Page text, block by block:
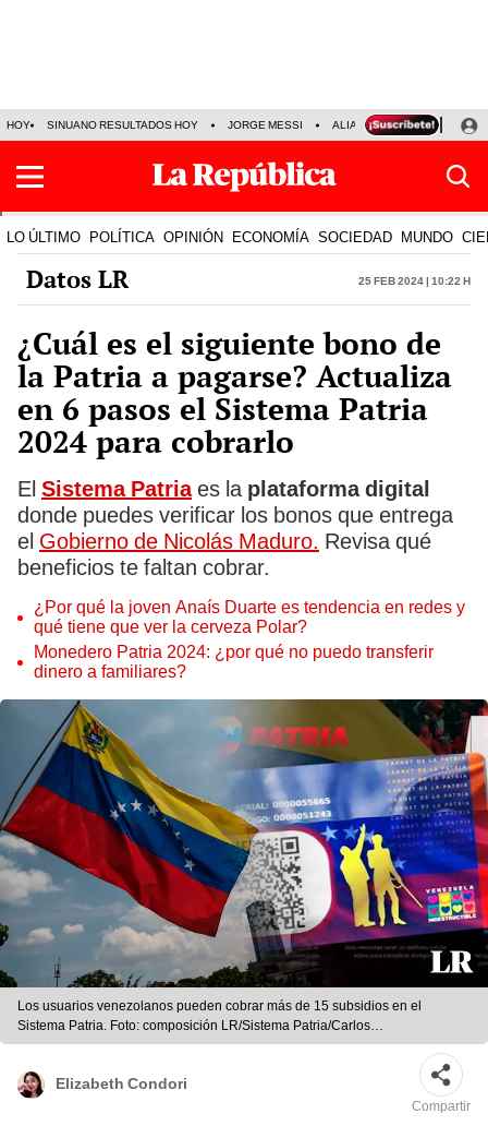
HOY SINUANO RESULTADOS HOY JORGE MESSI ALIANZA LIMA VS SPORT
LO ÚLTIMO POLÍTICA OPINIÓN ECONOMÍA SOCIEDAD MUNDO
Datos LR 25 Feb 2024 | 10:22 h
¿Cuál es el siguiente bono de
la Patria a pagarse? Actualiza
en 6 pasos el Sistema Patria
2024 para cobrarlo
El Sistema Patriaes la plataforma digital
donde puedes verificar los bonos que entrega
el Gobierno de Nicolás Maduro. Revisa qué
beneficios te faltan cobrar.
¿Por qué la joven Anaís Duarte es tendencia en redes y
qué tiene que ver la cerveza Polar?
Monedero Patria 2024: ¿por qué no puedo transferir
dinero a familiares?
Los usuarios venezolanos pueden cobrar más de 15 subsidios en el
Sistema Patria. Foto: composición LR/Sistema Patria/Carlos
Becerra/Bloomberg
Elizabeth Condori
Compartir